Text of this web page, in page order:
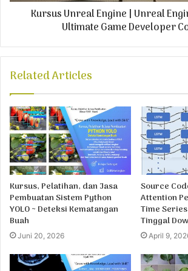
Kursus Unreal Engine | Unreal
Ultimate Game Developer
Related Articles
Kursus, Pelatihan, dan Jasa
Pembuatan Sistem Python
YOLO ~ Deteksi Kematangan
Buah
Juni 20, 2026
Source
Attention
Time
Tinggal
April 9,